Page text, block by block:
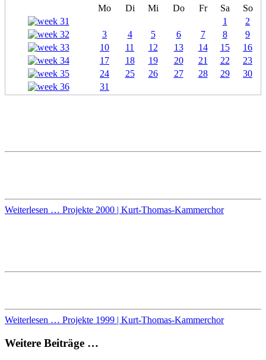
Mo Di Mi Do Fr Sa
So
1
2
3
4 5 6 7 8
9
10
11 12 13 14 15
16
17
18 19 20 21 22
23
24
25 26 27 28 29
30
31
Weiterlesen … Projekte 2000 | Kurt-Thomas-Kammerchor
Weiterlesen … Projekte 1999 | Kurt-Thomas-Kammerchor
Weitere Beiträge …